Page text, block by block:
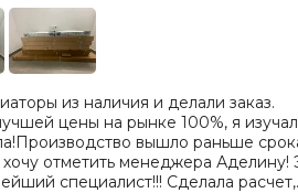
из наличия и делали заказ.
цены на рынке 100%, я
вышло раньше
отметить менеджера Аделину!
специалист!!! Сделала расчет,